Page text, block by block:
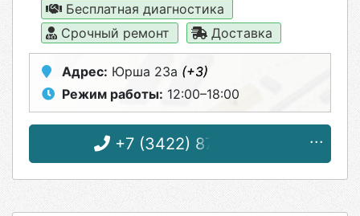
Бесплатная диагностика
Срочный ремонт
Доставка
Адрес: Юрша 23а (+3)
Режим работы: 12:00–18:00
+7 (3422) 87-25-93